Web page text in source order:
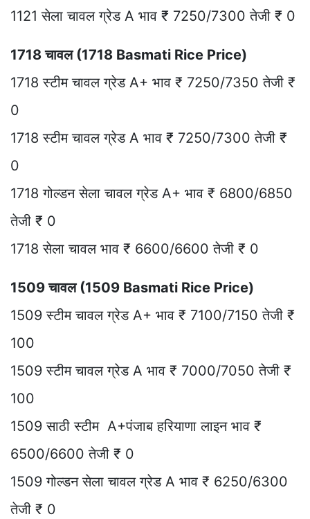
1121 सेला चावल ग्रेड A भाव ₹ 7250/7300 तेजी ₹ 0
1718 चावल (1718 Basmati Rice Price)
1718 स्टीम चावल ग्रेड A+ भाव ₹ 7250/7350 तेजी ₹
0
1718 स्टीम चावल ग्रेड A भाव ₹ 7250/7300 तेजी ₹
0
1718 गोल्डन सेला चावल ग्रेड A+ भाव ₹ 6800/6850
तेजी ₹ 0
1718 सेला चावल भाव ₹ 6600/6600 तेजी ₹ 0
1509 चावल (1509 Basmati Rice Price)
1509 स्टीम चावल ग्रेड A+ भाव ₹ 7100/7150 तेजी ₹
100
1509 स्टीम चावल ग्रेड A भाव ₹ 7000/7050 तेजी ₹
100
1509 साठी स्टीम A+पंजाब हरियाणा लाइन भाव ₹
6500/6600 तेजी ₹ 0
1509 गोल्डन सेला चावल ग्रेड A भाव ₹ 6250/6300
तेजी ₹ 0